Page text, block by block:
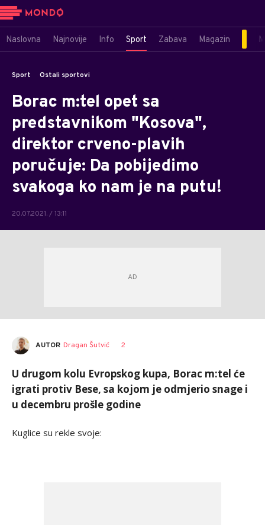
Naslovna Najnovije Info Sport Zabava Magazin
Sport Ostali sportovi
Borac m:tel opet sa
predstavnikom "Kosova",
direktor crveno-plavih
poručuje: Da pobijedimo
svakoga ko nam je na putu!
20.07.2021. / 13:11
AUTOR Dragan Šutvić 2
U drugom kolu Evropskog kupa, Borac m:tel će
igrati protiv Bese, sa kojom je odmjerio snage i
u decembru prošle godine
Kuglice su rekle svoje: